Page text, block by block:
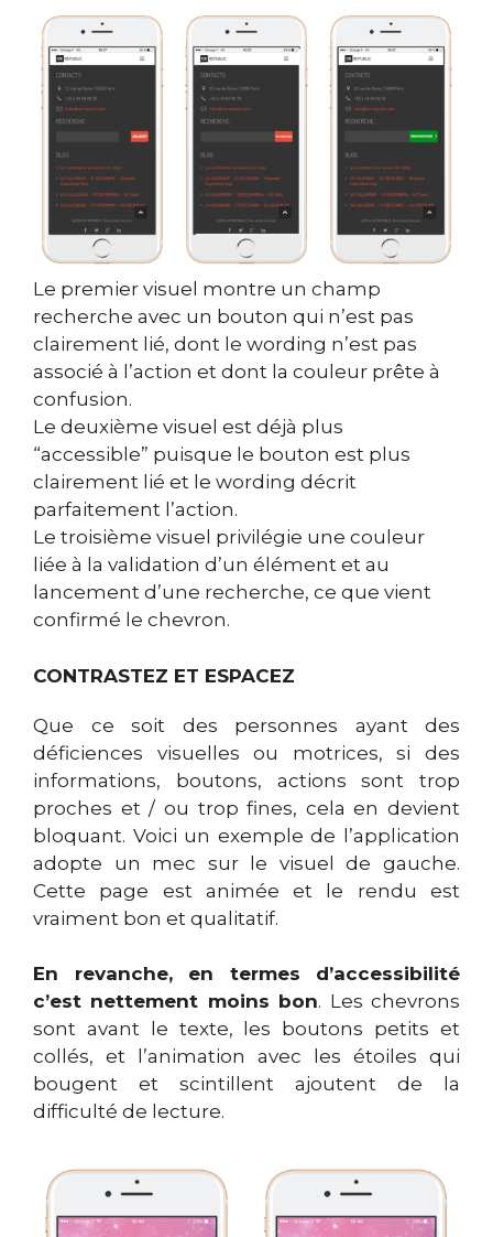
Le premier visuel montre un champ
recherche avec un bouton qui n’est pas
clairement lié, dont le wording n’est pas
associé à l’action et dont la couleur prête à
confusion.
Le deuxième visuel est déjà plus
“accessible” puisque le bouton est plus
clairement lié et le wording décrit
parfaitement l’action.
Le troisième visuel privilégie une couleur
liée à la validation d’un élément et au
lancement d’une recherche, ce que vient
confirmé le chevron.
CONTRASTEZ ET ESPACEZ
Que ce soit des personnes ayant des
déficiences visuelles ou motrices, si des
informations, boutons, actions sont trop
proches et / ou trop fines, cela en devient
bloquant. Voici un exemple de l’application
adopte un mec sur le visuel de gauche.
Cette page est animée et le rendu est
vraiment bon et qualitatif.
En revanche, en termes d’accessibilité
c’est nettement moins bon. Les chevrons
sont avant le texte, les boutons petits et
collés, et l’animation avec les étoiles qui
bougent et scintillent ajoutent de la
difficulté de lecture.